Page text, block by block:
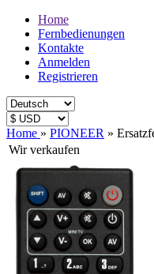
Home
Fernbedienungen
Kontakte
Anmelden
Registrieren
Home » PIONEER »
Wir verkaufen